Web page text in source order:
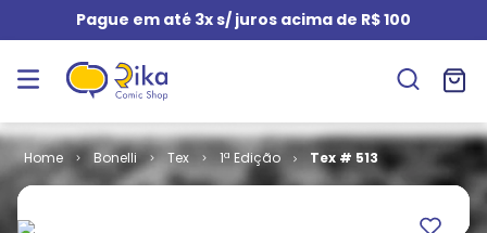
Pague em até 3x s/ juros acima de R$ 100
Bonelli Tex 1ª Edição Tex # 513